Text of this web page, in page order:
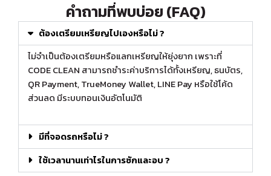
คำถามที่พบบ่อย (FAQ)
ต้องเตรียมเหรียญไปเองหรือไม่ ?
ไม่จำเป็นต้องเตรียมหรือแลกเหรียญให้ยุ่งยาก เพราะที่
CODE CLEAN สามารถชำระค่าบริการได้ทั้งเหรียญ, ธนบัตร,
QR Payment, TrueMoney Wallet, LINE Pay หรือใช้โค้ด
ส่วนลด มีระบบทอนเงินอัตโนมัติ
มีที่จอดรถหรือไม่ ?
ใช้เวลานานเท่าไรในการซักและอบ ?